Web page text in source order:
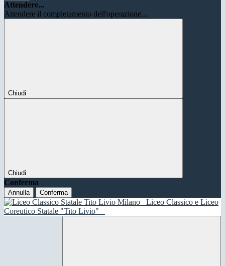
Attendere...
Attendere il completamento dell'operazione...
Chiudi
Chiudi
Conferma
Annulla Conferma
Liceo Classico e Liceo
Coreutico Statale "Tito Livio"